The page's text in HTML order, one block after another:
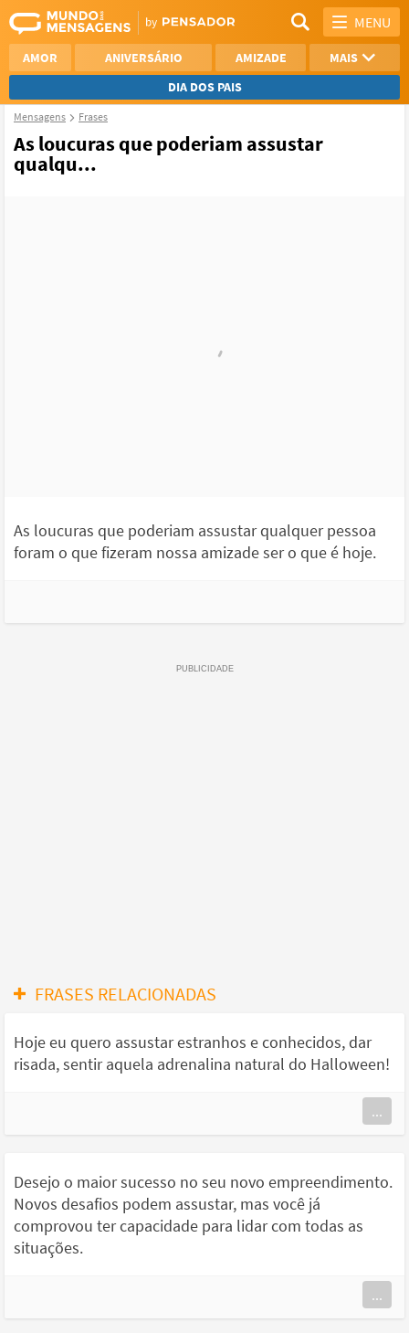
MENU
AMOR ANIVERSÁRIO AMIZADE
MAIS
DIA DOS PAIS
SAUDADE
Mensagens Frases
As loucuras que poderiam assustar
qualqu...
As loucuras que poderiam assustar qualquer pessoa
foram o que fizeram nossa amizade ser o que é hoje.
FRASES RELACIONADAS
Hoje eu quero assustar estranhos e conhecidos, dar
risada, sentir aquela adrenalina natural do Halloween!
...
Desejo o maior sucesso no seu novo empreendimento.
Novos desafios podem assustar, mas você já
comprovou ter capacidade para lidar com todas as
situações.
...